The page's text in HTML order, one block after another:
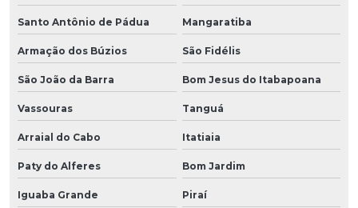
Santo Antônio de Pádua Mangaratiba
Armação dos Búzios São Fidélis
São João da Barra Bom Jesus do Itabapoana
Vassouras Tanguá
Arraial do Cabo Itatiaia
Paty do Alferes Bom Jardim
Iguaba Grande Piraí